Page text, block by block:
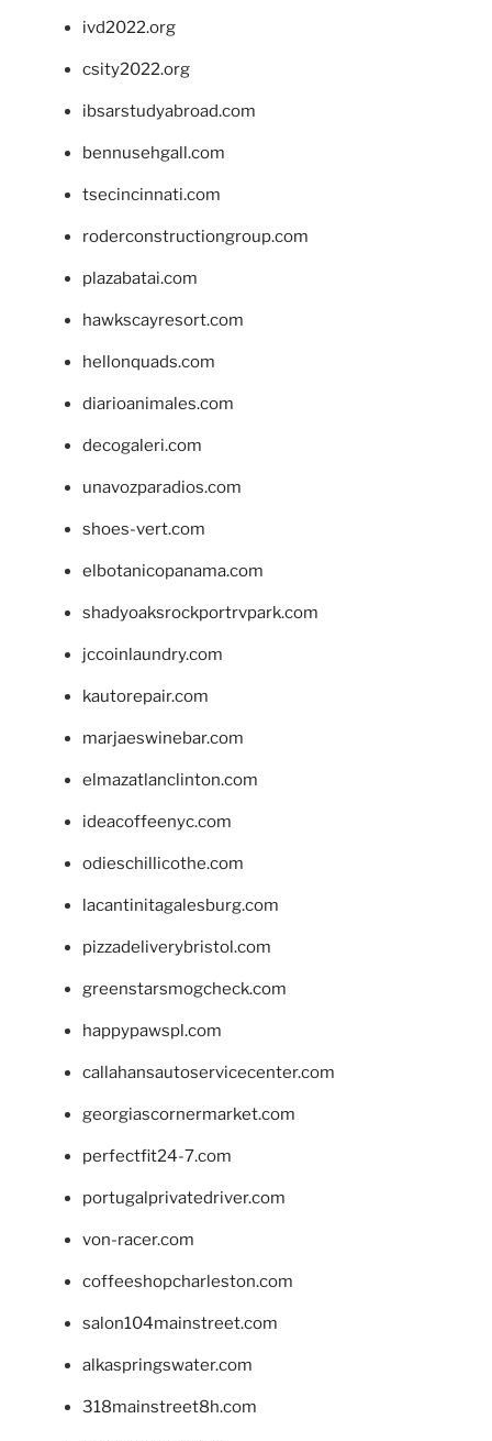
ivd2022.org
csity2022.org
ibsarstudyabroad.com
bennusehgall.com
tsecincinnati.com
roderconstructiongroup.com
plazabatai.com
hawkscayresort.com
hellonquads.com
diarioanimales.com
decogaleri.com
unavozparadios.com
shoes-vert.com
elbotanicopanama.com
shadyoaksrockportrvpark.com
jccoinlaundry.com
kautorepair.com
marjaeswinebar.com
elmazatlanclinton.com
ideacoffeenyc.com
odieschillicothe.com
lacantinitagalesburg.com
pizzadeliverybristol.com
greenstarsmogcheck.com
happypawspl.com
callahansautoservicecenter.com
georgiascornermarket.com
perfectfit24-7.com
portugalprivatedriver.com
von-racer.com
coffeeshopcharleston.com
salon104mainstreet.com
alkaspringswater.com
318mainstreet8h.com